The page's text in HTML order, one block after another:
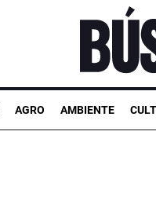
AGRO AMBIENTE